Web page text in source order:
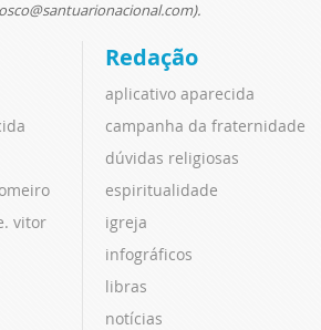
vitor
Redação
aplicativo aparecida
campanha da fraternidade
dúvidas religiosas
espiritualidade
igreja
infográficos
libras
notícias